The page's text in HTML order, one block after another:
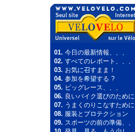
01.今日の最新情報、、、
02.すべてのレポート、、、
03.お気に召すまま！
04.参加を希望する ?
05.ビッグレース、、、
06.良いバイク選びのために
07.うまくのりこなすために
08.服装とプロテクション
09.スポーツの前の準備、、